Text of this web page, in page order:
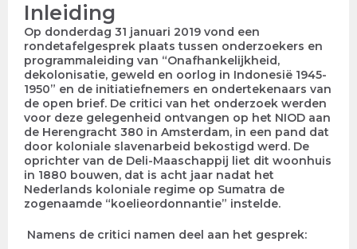
Inleiding
Op donderdag 31 januari 2019 vond een
rondetafelgesprek plaats tussen onderzoekers en
programmaleiding van “Onafhankelijkheid,
dekolonisatie, geweld en oorlog in Indonesië 1945-
1950” en de initiatiefnemers en ondertekenaars van
de open brief. De critici van het onderzoek werden
voor deze gelegenheid ontvangen op het NIOD aan
de Herengracht 380 in Amsterdam, in een pand dat
door koloniale slavenarbeid bekostigd werd. De
oprichter van de Deli-Maaschappij liet dit woonhuis
in 1880 bouwen, dat is acht jaar nadat het
Nederlands koloniale regime op Sumatra de
zogenaamde “koelieordonnantie” instelde.
Namens de critici namen deel aan het gesprek: